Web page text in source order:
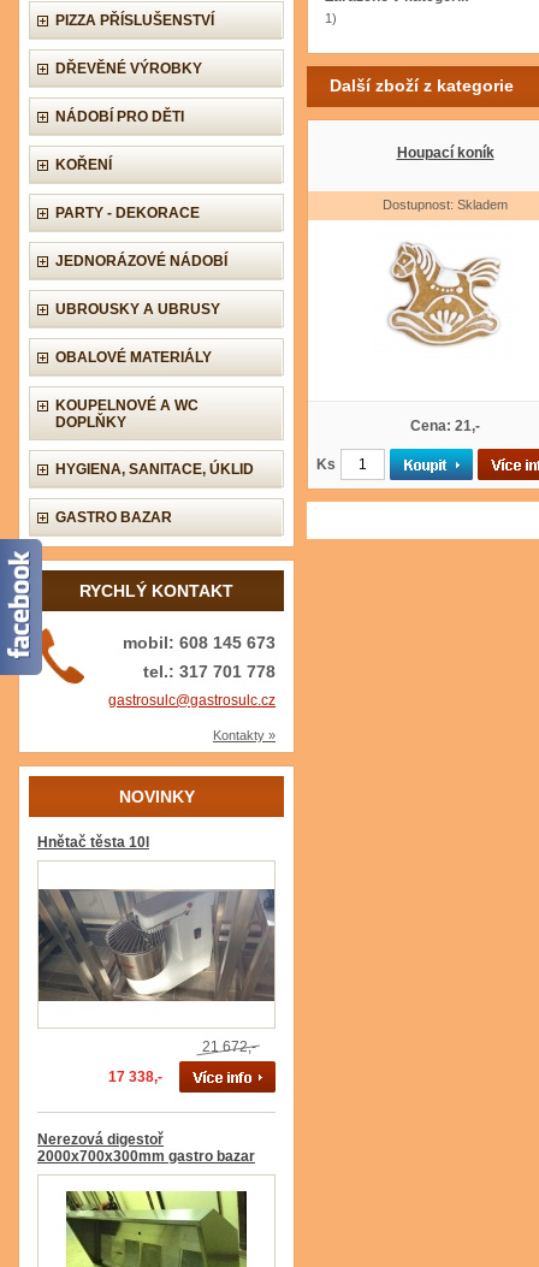
PIZZA PŘÍSLUŠENSTVÍ
DŘEVĚNÉ VÝROBKY
NÁDOBÍ PRO DĚTI
KOŘENÍ
PARTY - DEKORACE
JEDNORÁZOVÉ NÁDOBÍ
UBROUSKY A UBRUSY
OBALOVÉ MATERIÁLY
KOUPELNOVÉ A WC
DOPLŇKY
HYGIENA, SANITACE, ÚKLID
GASTRO BAZAR
RYCHLÝ KONTAKT
mobil: 608 145 673
tel.: 317 701 778
gastrosulc@gastrosulc.cz
Kontakty »
NOVINKY
Hnětač těsta 10l
21 672,-
17 338,-
Nerezová digestoř
2000x700x300mm gastro bazar
1)
Další zboží z kategorie
Houpací koník
Dostupnost: Skladem
Cena: 21,-
Ks